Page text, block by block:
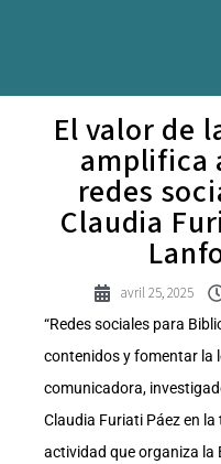
El valor de
amplifica
redes
Claudia
avril 25, 2025
“Redes sociales para
contenidos y fomentar la
comunicadora,
Claudia Furiati Páez en
actividad que organiza la